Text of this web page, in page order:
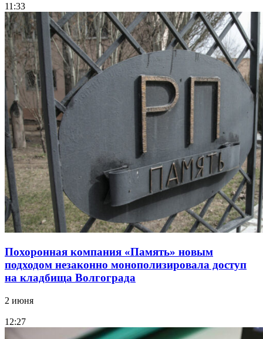
11:33
Похоронная компания «Память» новым
подходом незаконно монополизировала доступ
на кладбища Волгограда
2 июня
12:27